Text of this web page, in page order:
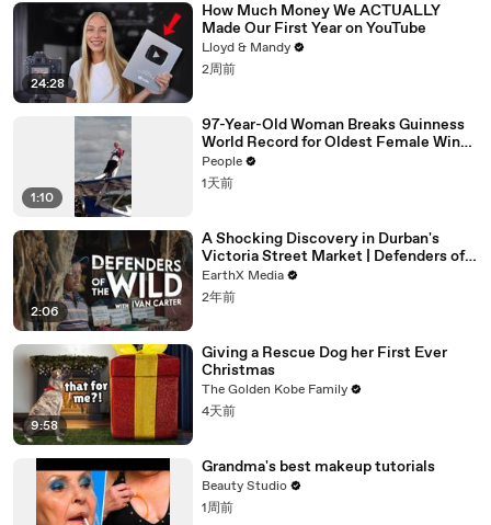
24:28
How Much Money We ACTUALLY
Made Our First Year on YouTube
Lloyd & Mandy
2周前
1:10
97-Year-Old Woman Breaks Guinness
World Record for Oldest Female Wing
Walker
People
1天前
2:06
A Shocking Discovery in Durban's
Victoria Street Market | Defenders of
the Wild Clip | EarthX
EarthX Media
2年前
9:58
Giving a Rescue Dog her First Ever
Christmas
The Golden Kobe Family
4天前
Grandma's best makeup tutorials
Beauty Studio
1周前